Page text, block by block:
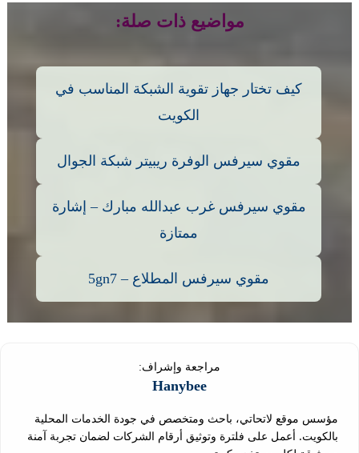
مواضيع ذات صلة:
كيف تختار جهاز تقوية الشبكة المناسب في
الكويت
مقوي سيرفس الوفرة ريبيتر شبكة الجوال
مقوي سيرفس غرب عبدالله مبارك – إشارة
ممتازة
مقوي سيرفس المطلاع – 5gn7
مراجعة وإشراف:
Hanybee
مؤسس موقع لاتحاتي، باحث ومتخصص في جودة الخدمات المحلية
بالكويت. أعمل على فلترة وتوثيق أرقام الشركات لضمان تجربة آمنة